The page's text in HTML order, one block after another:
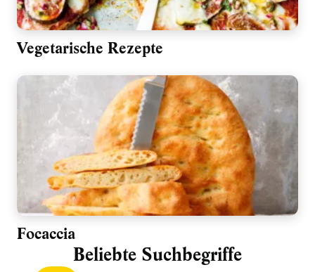
Vegetarische Rezepte
Focaccia
Beliebte Suchbegriffe